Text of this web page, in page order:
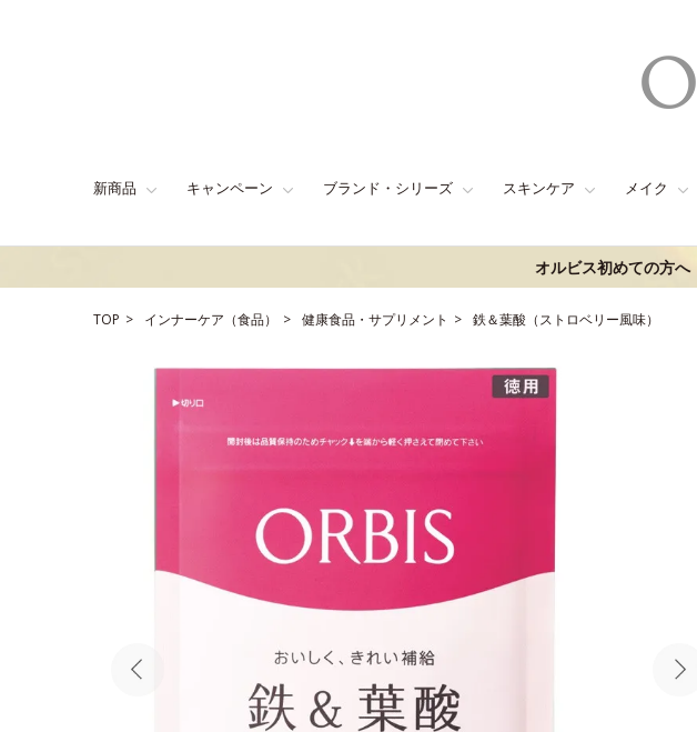
新商品 キャンペーン ブランド・シリーズ スキンケア メイク
オルビス初めての方へ
TOP インナーケア（食品） 健康食品・サプリメント 鉄＆葉酸（ストロベリー風味）